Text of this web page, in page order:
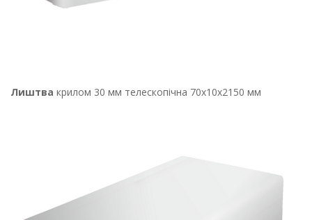
Лиштва крилом 30 мм телескопічна 70х10х2150 мм